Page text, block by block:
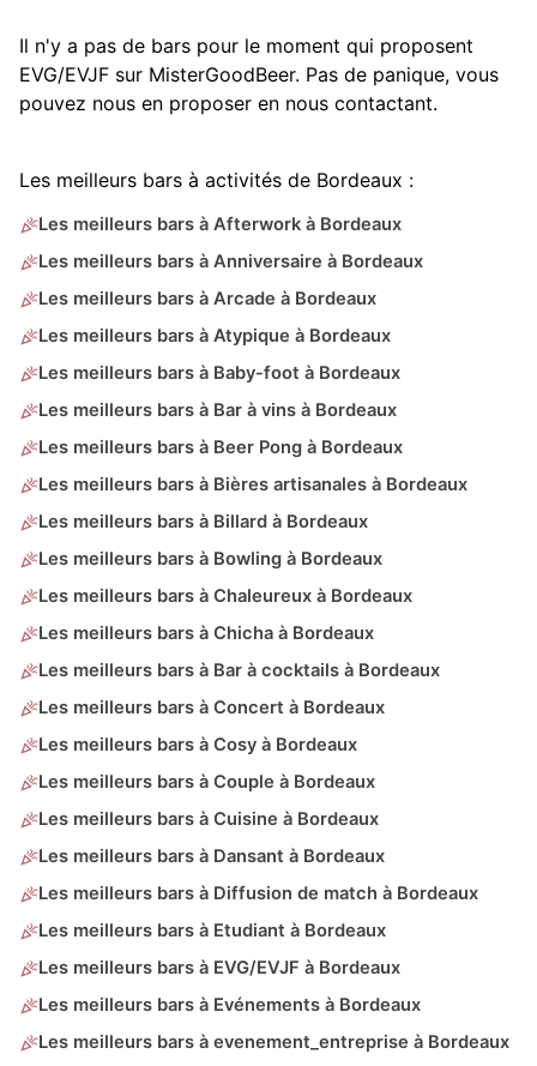
Il n'y a pas de bars pour le moment qui proposent
EVG/EVJF sur MisterGoodBeer. Pas de panique, vous
pouvez nous en proposer en nous contactant.
Les meilleurs bars à activités de Bordeaux :
Les meilleurs bars à Afterwork à Bordeaux
Les meilleurs bars à Anniversaire à Bordeaux
Les meilleurs bars à Arcade à Bordeaux
Les meilleurs bars à Atypique à Bordeaux
Les meilleurs bars à Baby-foot à Bordeaux
Les meilleurs bars à Bar à vins à Bordeaux
Les meilleurs bars à Beer Pong à Bordeaux
Les meilleurs bars à Bières artisanales à Bordeaux
Les meilleurs bars à Billard à Bordeaux
Les meilleurs bars à Bowling à Bordeaux
Les meilleurs bars à Chaleureux à Bordeaux
Les meilleurs bars à Chicha à Bordeaux
Les meilleurs bars à Bar à cocktails à Bordeaux
Les meilleurs bars à Concert à Bordeaux
Les meilleurs bars à Cosy à Bordeaux
Les meilleurs bars à Couple à Bordeaux
Les meilleurs bars à Cuisine à Bordeaux
Les meilleurs bars à Dansant à Bordeaux
Les meilleurs bars à Diffusion de match à Bordeaux
Les meilleurs bars à Etudiant à Bordeaux
Les meilleurs bars à EVG/EVJF à Bordeaux
Les meilleurs bars à Evénements à Bordeaux
Les meilleurs bars à evenement_entreprise à Bordeaux